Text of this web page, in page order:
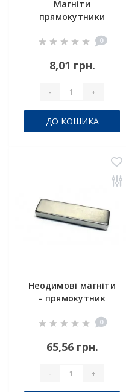
Магніти
прямокутники
0
8,01 грн.
- +
ДО КОШИКА
Неодимові магніти
- прямокутник
0
65,56 грн.
- +